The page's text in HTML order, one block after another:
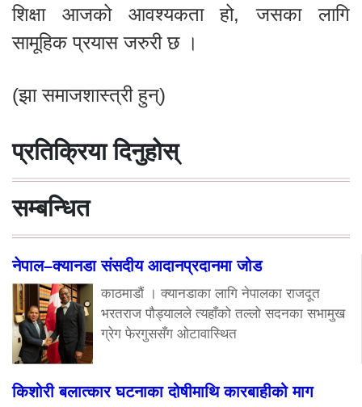
शिक्षा आजको आवश्यकता हो, जसका लागि
सामूहिक प्रयास जरुरी छ ।
(झा समाजशास्त्री हुन्)
प्रतिक्रिया दिनुहोस्
सम्बन्धित
नेपाल–क्यानडा संसदीय आदानप्रदानमा जोड
काठमाडौं । क्यानडाका लागि नेपालका राजदूत
भरतराज पौड्यालले त्यहाँको तल्लो सदनका सभामुख
ग्रेग फेरगुससँग ओटावास्थित
किशोरी बलात्कार घटनाका दोषीमाथि कारबाहीको माग